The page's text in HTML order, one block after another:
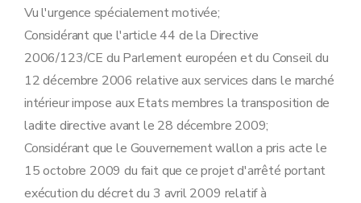
Vu l'urgence spécialement motivée;
Considérant que l'article 44 de la Directive
2006/123/CE du Parlement européen et du Conseil du
12 décembre 2006 relative aux services dans le marché
intérieur impose aux Etats membres la transposition de
ladite directive avant le 28 décembre 2009;
Considérant que le Gouvernement wallon a pris acte le
15 octobre 2009 du fait que ce projet d'arrêté portant
exécution du décret du 3 avril 2009 relatif à